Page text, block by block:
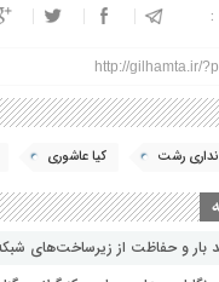
:
http://gilhamta.ir/
رشت کیا عاشوری
و حفاظت از زیرساخت‌های